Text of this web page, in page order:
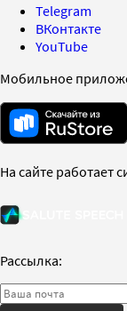
Telegram
ВКонтакте
YouTube
Мобильное
На сайте работает
Рассылка: